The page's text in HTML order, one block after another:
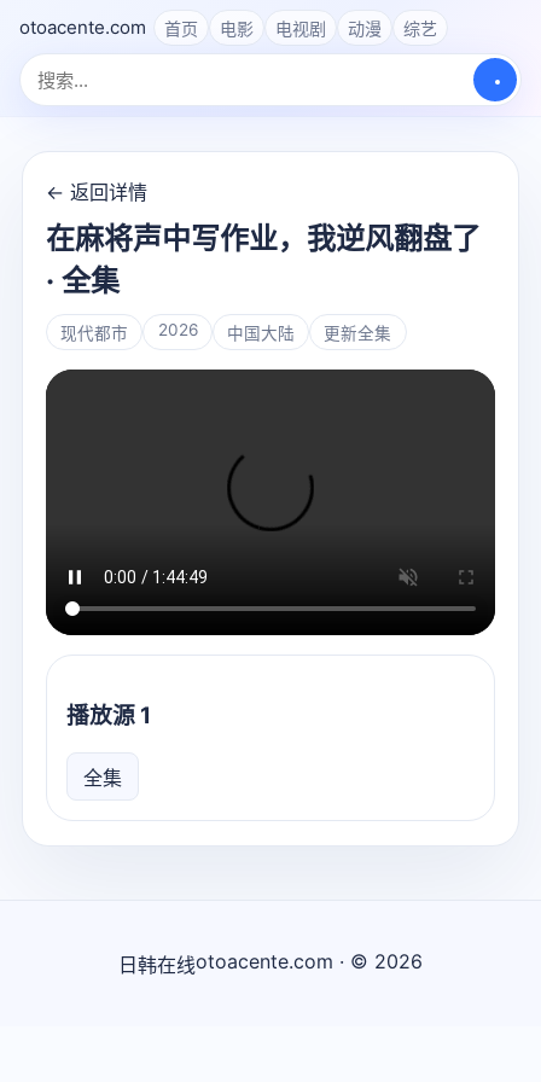
otoacente.com 首页 电影 电视剧 动漫 综艺
← 返回详情
在麻将声中写作业，我逆风翻盘了
· 全集
现代都市 2026 中国大陆 更新全集
播放源 1
全集
日韩在线otoacente.com · © 2026